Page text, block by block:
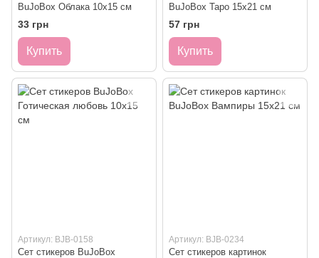
BuJoBox Облака 10х15 см
33 грн
Купить
BuJoBox Таро 15х21 см
57 грн
Купить
Артикул: BJB-0158
Сет стикеров BuJoBox
Артикул: BJB-0234
Сет стикеров картинок